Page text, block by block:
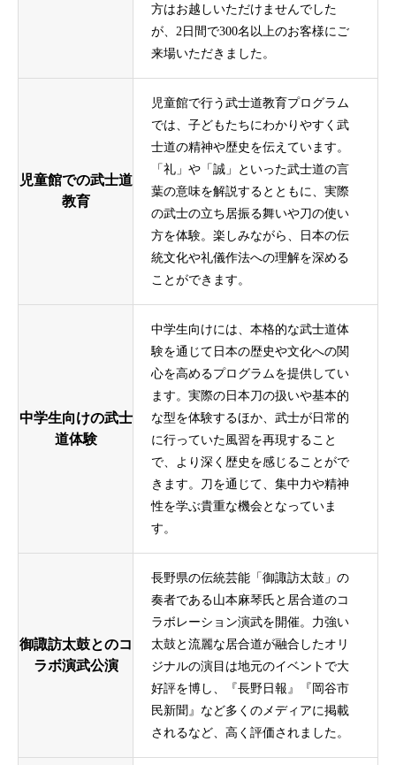
方はお越しいただけませんでした
が、2日間で300名以上のお客様にご
来場いただきました。
児童館での武士道
教育
児童館で行う武士道教育プログラム
では、子どもたちにわかりやすく武
士道の精神や歴史を伝えています。
「礼」や「誠」といった武士道の言
葉の意味を解説するとともに、実際
の武士の立ち居振る舞いや刀の使い
方を体験。楽しみながら、日本の伝
統文化や礼儀作法への理解を深める
ことができます。
中学生向けの武士
道体験
中学生向けには、本格的な武士道体
験を通じて日本の歴史や文化への関
心を高めるプログラムを提供してい
ます。実際の日本刀の扱いや基本的
な型を体験するほか、武士が日常的
に行っていた風習を再現すること
で、より深く歴史を感じることがで
きます。刀を通じて、集中力や精神
性を学ぶ貴重な機会となっていま
す。
御諏訪太鼓とのコ
ラボ演武公演
長野県の伝統芸能「御諏訪太鼓」の
奏者である山本麻琴氏と居合道のコ
ラボレーション演武を開催。力強い
太鼓と流麗な居合道が融合したオリ
ジナルの演目は地元のイベントで大
好評を博し、『長野日報』『岡谷市
民新聞』など多くのメディアに掲載
されるなど、高く評価されました。